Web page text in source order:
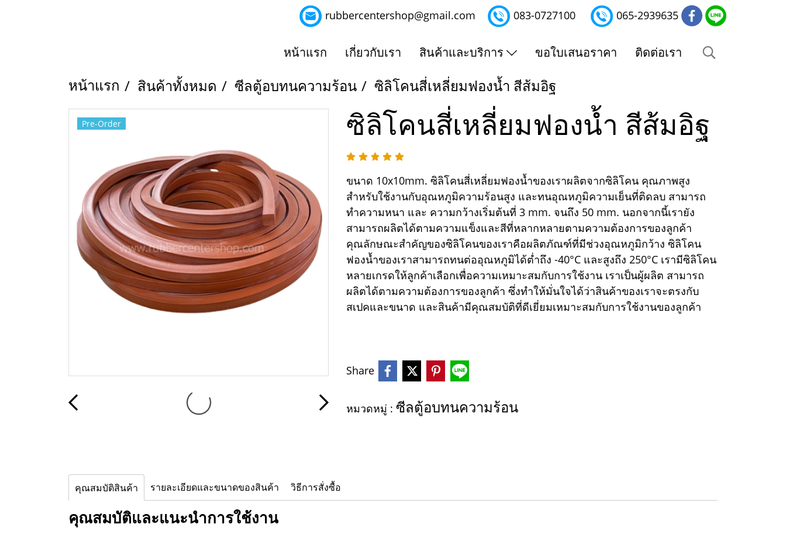
rubbercentershop@gmail.com 083-0727100 065-2939635
หน้าแรก เกี่ยวกับเรา สินค้าและบริการ ขอใบเสนอราคา ติดต่อเรา
หน้าแรก สินค้าทั้งหมด ซีลตู้อบทนความร้อน ซิลิโคนสี่เหลี่ยมฟองน้ำ สีส้มอิฐ
Pre-Order ซิลิโคนสี่เหลี่ยมฟองน้ำ สีส้มอิฐ
ขนาด 10x10mm. ซิลิโคนสี่เหลี่ยมฟองน้ำของเราผลิตจากซิลิโคน คุณภาพสูง
สำหรับใช้งานกับอุณหภูมิความร้อนสูง และทนอุณหภูมิความเย็นที่ติดลบ สามารถ
ทำความหนา และ ความกว้างเริ่มต้นที่ 3 mm. จนถึง 50 mm. นอกจากนี้เรายัง
สามารถผลิตได้ตามความแข็งและสีที่หลากหลายตามความต้องการของลูกค้า
คุณลักษณะสำคัญของซิลิโคนของเราคือผลิตภัณฑ์ที่มีช่วงอุณหภูมิกว้าง ซิลิโคน
ฟองน้ำของเราสามารถทนต่ออุณหภูมิได้ต่ำถึง -40°C และสูงถึง 250°C เรามีซิลิโคน
หลายเกรดให้ลูกค้าเลือกเพื่อความเหมาะสมกับการใช้งาน เราเป็นผู้ผลิต สามารถ
ผลิตได้ตามความต้องการของลูกค้า ซึ่งทำให้มั่นใจได้ว่าสินค้าของเราจะตรงกับ
สเปคและขนาด และสินค้ามีคุณสมบัติที่ดีเยี่ยมเหมาะสมกับการใช้งานของลูกค้า
Share
หมวดหมู่ : ซีลตู้อบทนความร้อน
คุณสมบัติสินค้า รายละเอียดและขนาดของสินค้า วิธีการสั่งซื้อ
คุณสมบัติและแนะนำการใช้งาน